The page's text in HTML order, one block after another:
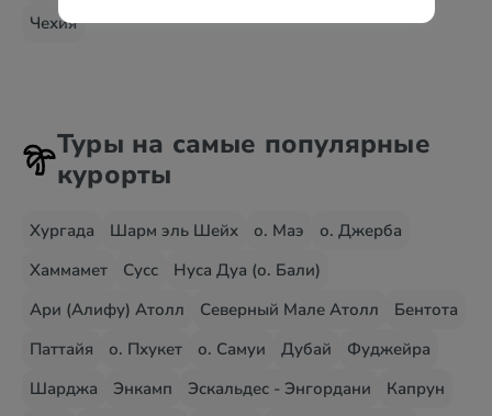
Чехия
Туры на самые популярные
курорты
Хургада Шарм эль Шейх о. Маэ
о. Джерба
Хаммамет
Сусс
Нуса Дуа (о. Бали)
Ари (Алифу) Атолл
Северный Мале Атолл
Бентота
Паттайя
о. Пхукет о. Самуи Дубай
Фуджейра
Шарджа
Энкамп Эскальдес - Энгордани
Капрун